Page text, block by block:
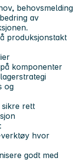
behovsmelding
av
produksjonstakt
komponenter
og
sikre rett
verktøy hvor
godt med